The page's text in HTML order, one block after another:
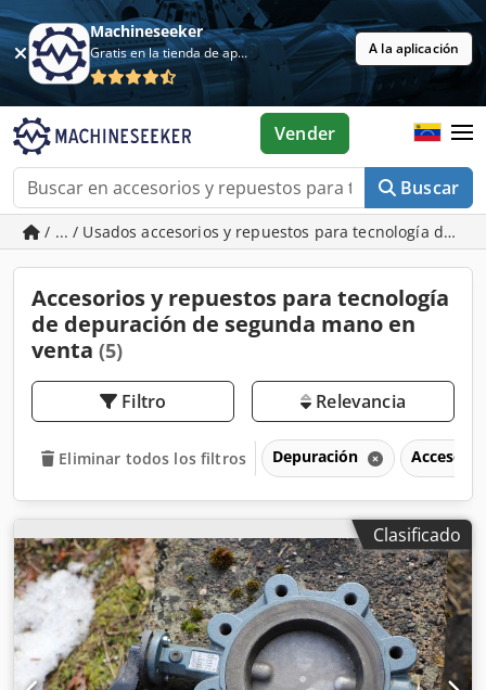
Machineseeker
Gratis en la tienda de aplicaciones A la aplicación
Buscar
Vender
/ ... / Usados accesorios y repuestos para tecnología de
Accesorios y repuestos para tecnología
de depuración de segunda mano en
venta (5)
Filtro Relevancia
Eliminar todos los filtros Depuración
Clasificado